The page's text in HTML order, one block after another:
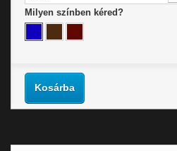
Milyen színben kéred?
Kosárba